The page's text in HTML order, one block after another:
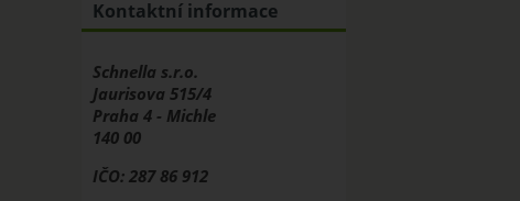
Kontaktní informace
Schnella s.r.o.
Jaurisova 515/4
Praha 4 - Michle
140 00
IČO: 287 86 912